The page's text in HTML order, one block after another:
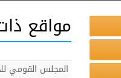
مواقع
المجلس القومي